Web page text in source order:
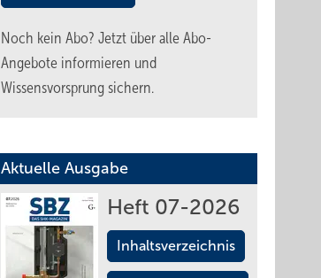
Noch kein Abo? Jetzt über alle Abo-
Angebote informieren und
Wissensvorsprung sichern.
Aktuelle Ausgabe
Heft 07-2026
Inhaltsverzeichnis